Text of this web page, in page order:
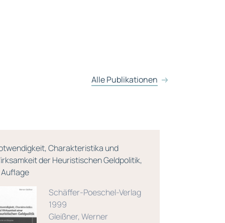
Alle Publikationen
Charakteristika und
der Heuristischen Geldpolitik,
Schäffer-Poeschel-Verlag
1999
Gleißner, Werner